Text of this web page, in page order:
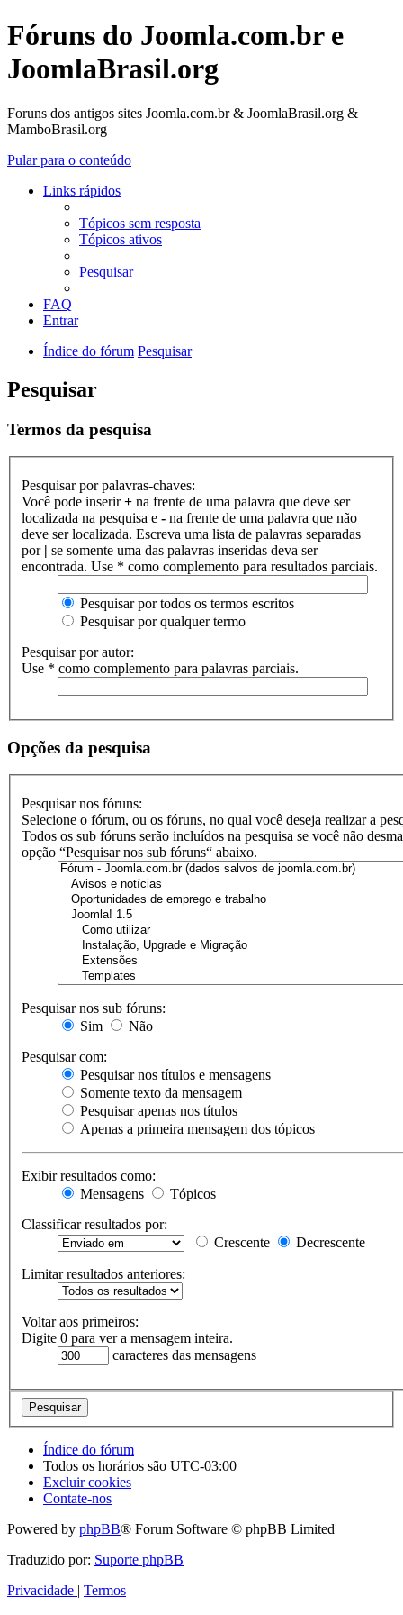
Fóruns do Joomla.com.br e
JoomlaBrasil.org
Foruns dos antigos sites Joomla.com.br & JoomlaBrasil.org &
MamboBrasil.org
Pular para o conteúdo
Links rápidos
Tópicos sem resposta
Tópicos ativos
Pesquisar
FAQ
Entrar
Índice do fórum Pesquisar
Pesquisar
Termos da pesquisa
Pesquisar por palavras-chaves:
Você pode inserir+ na frente de uma palavra que deve ser
localizada na pesquisa e - na frente de uma palavra que não
deve ser localizada. Escreva uma lista de palavras separadas
por | se somente uma das palavras inseridas deva ser
encontrada. Use * como complemento para resultados parciais.
Pesquisar por todos os termos escritos
Pesquisar por qualquer termo
Pesquisar por autor:
Use * como complemento para palavras parciais.
Opções da pesquisa
Pesquisar nos fóruns:
Selecione o fórum, ou os fóruns, no qual você deseja realizar a
Todos os sub fóruns serão incluídos na pesquisa se você não
opção “Pesquisar nos sub fóruns“ abaixo.
Pesquisar nos sub fóruns:
Sim
Não
Pesquisar com:
Pesquisar nos títulos e mensagens
Somente texto da mensagem
Pesquisar apenas nos títulos
Apenas a primeira mensagem dos tópicos
Exibir resultados como:
Mensagens
Tópicos
Classificar resultados por:
Crescente
Decrescente
Limitar resultados anteriores:
Voltar aos primeiros:
Digite 0 para ver a mensagem inteira.
caracteres das mensagens
Índice do fórum
Todos os horários são UTC-03:00
Excluir cookies
Contate-nos
Powered by phpBB® Forum Software © phpBB Limited
Traduzido por: Suporte phpBB
Privacidade | Termos